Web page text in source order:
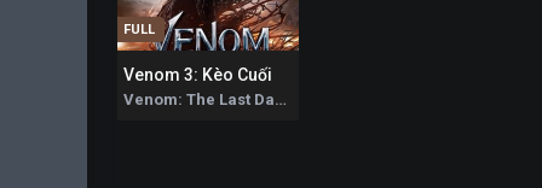
FULL
Venom 3: Kèo Cuối
Venom: The Last Dance 2024